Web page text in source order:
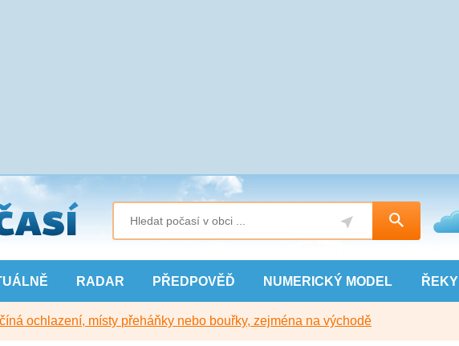
RADAR PŘEDPOVĚĎ NUMERICKÝ MODEL ŘEKY
ochlazení, místy přeháňky nebo bouřky, zejména na východě